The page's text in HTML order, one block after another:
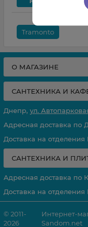
Tramonto
О МАГАЗИНЕ
САНТЕХНИКА И
Днепр, ул.
Адресная доставка по
Доставка на
САНТЕХНИКА И
Адресная доставка по
Доставка на
© 2011-
2026
Интернет-
Sandom.net